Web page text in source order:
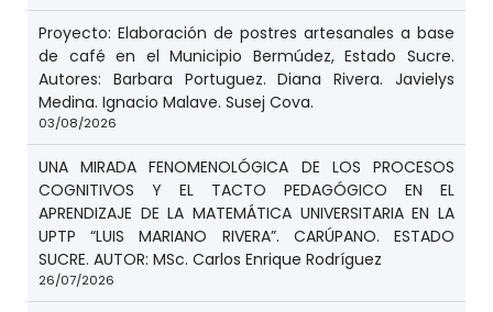
Proyecto: Elaboración de postres artesanales a base
de café en el Municipio Bermúdez, Estado Sucre.
Autores: Barbara Portuguez. Diana Rivera. Javielys
Medina. Ignacio Malave. Susej Cova.
03/08/2026
UNA MIRADA FENOMENOLÓGICA DE LOS PROCESOS
COGNITIVOS Y EL TACTO PEDAGÓGICO EN EL
APRENDIZAJE DE LA MATEMÁTICA UNIVERSITARIA EN LA
UPTP “LUIS MARIANO RIVERA”. CARÚPANO. ESTADO
SUCRE. AUTOR: MSc. Carlos Enrique Rodríguez
26/07/2026